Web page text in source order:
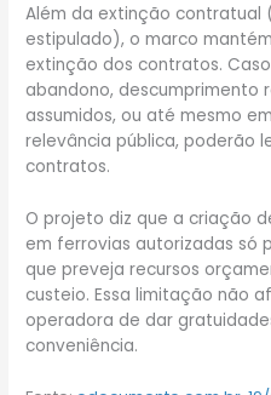
Além da extinção contratual
estipulado), o marco
extinção dos contratos.
abandono, descumprimento
assumidos, ou até mesmo
relevância pública, poderão
contratos.
O projeto diz que a criação
em ferrovias autorizadas só
que preveja recursos
custeio. Essa limitação não
operadora de dar
conveniência.